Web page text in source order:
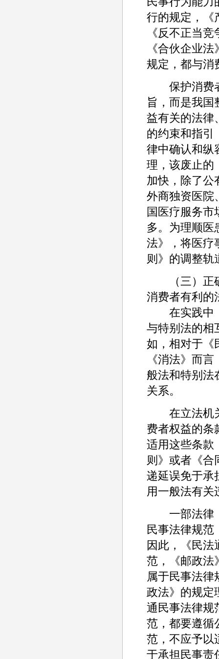
行的规定，《
《反不正当
《合伙企业
规定，都与消
保护消费者
旨，而是我国
益有关的法律
的约束和指引
律中确认和纵
理，该废止的
加快，除了公
外商独资医院
国医疗服务市
多。为理顺医
法》，将医疗
则》的调整轨
（三）正确
消费者有利的
在实践中，
与特别法的相
如，相对于《
《消法》而
般法和特别法
关系。
在立法机关
费者权益的条
适用这些条款
则》或者《合
递延误免于承
用一般法有关
一部法律（
民事法律规范
因此，《民法
范，《邮政法
属于民事法律
政法》的规定
通民事法律规
范，都要遵循
范，不应予以
于承担民事责